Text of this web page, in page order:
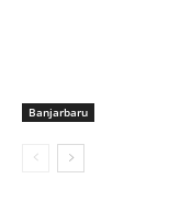
Banjarbaru